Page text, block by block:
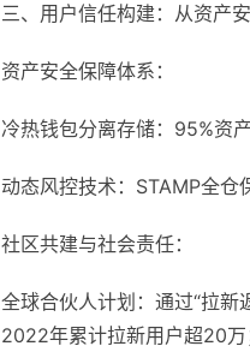
三、用户信任构建：从资产
资产安全保障体系：
冷热钱包分离存储：95%资
动态风控技术：STAMP全仓
社区共建与社会责任：
全球合伙人计划：通过“拉新
2022年累计拉新用户超20万